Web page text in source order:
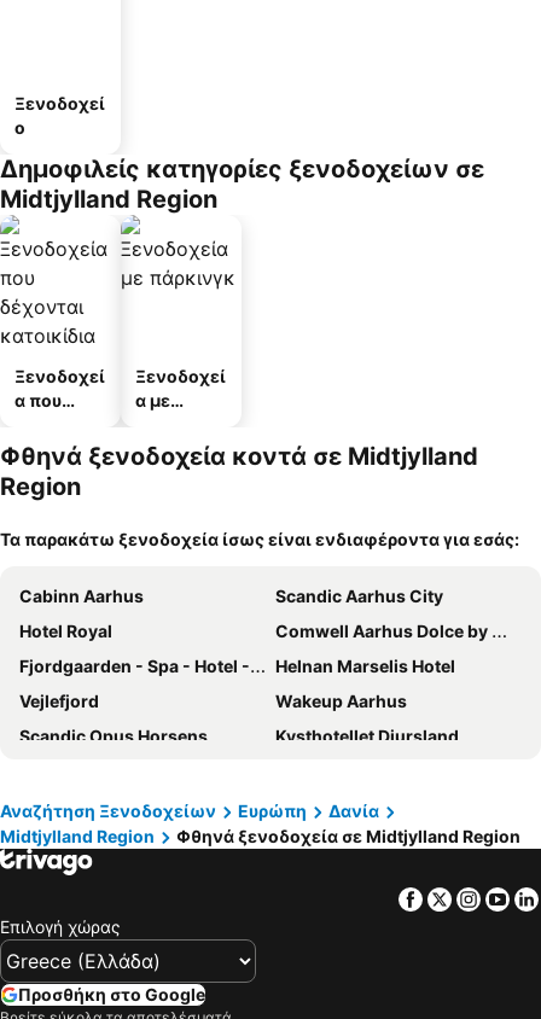
Ξενοδοχεί
ο
Δημοφιλείς κατηγορίες ξενοδοχείων σε
Midtjylland Region
Ξενοδοχεί
α που
κατοικίδι
Ξενοδοχεί
α με
Φθηνά ξενοδοχεία κοντά σε Midtjylland
Region
Τα παρακάτω ξενοδοχεία ίσως είναι ενδιαφέροντα για εσάς:
Cabinn Aarhus
Scandic Aarhus City
Hotel Royal
Comwell Aarhus Dolce by Wyndham
Fjordgaarden - Spa - Hotel - Konference
Helnan Marselis Hotel
Vejlefjord
Wakeup Aarhus
Scandic Opus Horsens
Kysthotellet Djursland
SOFS Boutique Hotel
Scandic The Mayor
Four Points Flex by Sheraton Aarhus Viby
Ritz Aarhus City
Herning City Hotel
Αναζήτηση Ξενοδοχείων Ευρώπη
Δανία
Midtjylland Region
Φθηνά ξενοδοχεία σε Midtjylland Region
Facebook
Twitter
Επιλογή χώρας
Προσθήκη στο Google